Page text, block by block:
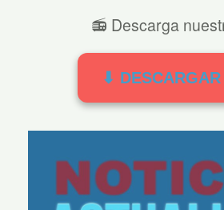
📻 Descarga
⬇ DESCARGAR